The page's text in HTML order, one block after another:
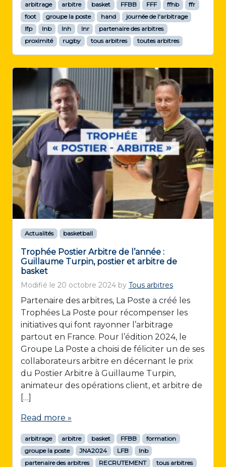
arbitrage arbitre basket FFBB FFF ffhb
ffr
foot
groupe la poste hand
journée de l'arbitrage
lfp
lnb lnh lnr
partenaire des arbitres
proximité
rugby tous arbitres toutes arbitres
Actualités basketball
Trophée Postier Arbitre de l’année :
Guillaume Turpin, postier et arbitre de
basket
Modifié le 20 octobre 2024 by Tous arbitres
Partenaire des arbitres, La Poste a créé les
Trophées La Poste pour récompenser les
initiatives qui font rayonner l’arbitrage
partout en France. Pour l’édition 2024, le
Groupe La Poste a choisi de féliciter un de ses
collaborateurs arbitre en décernant le prix
du Postier Arbitre à Guillaume Turpin,
animateur des opérations client, et arbitre de
[…]
Read more »
arbitrage arbitre basket FFBB
formation
groupe la poste
JNA2024 LFB
lnb
partenaire des arbitres
RECRUTEMENT
tous arbitres